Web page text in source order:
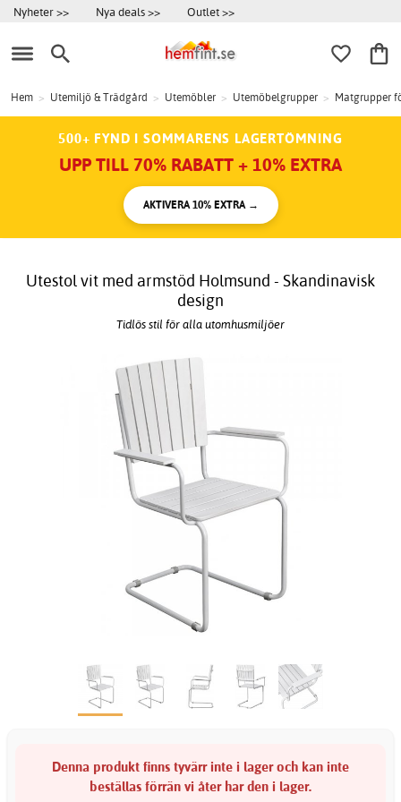
Nyheter >> Nya deals >> Outlet >>
Hem > Utemiljö & Trädgård > Utemöbler > Utemöbelgrupper > Matgrupper
500+ FYND I SOMMARENS LAGERTÖMNING
UPP TILL 70% RABATT + 10% EXTRA
AKTIVERA 10% EXTRA →
Utestol vit med armstöd Holmsund - Skandinavisk
design
Tidlös stil för alla utomhusmiljöer
Denna produkt finns tyvärr inte i lager och kan inte
beställas förrän vi åter har den i lager.